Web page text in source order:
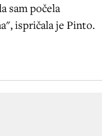
sam počela
ispričala je Pinto.